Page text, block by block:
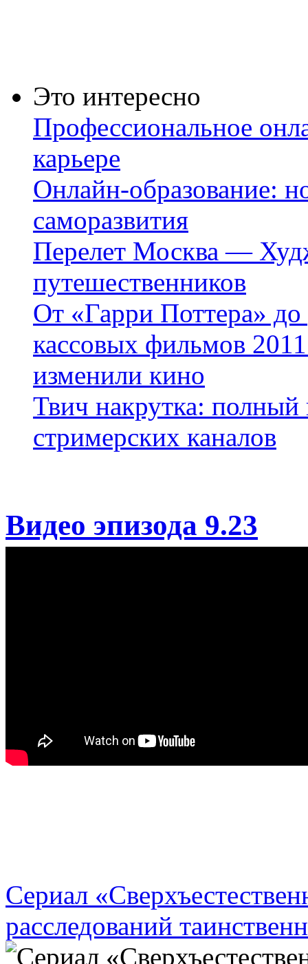
Это интересно
Профессиональное
карьере
Онлайн-образование:
саморазвития
Перелет Москва —
путешественников
От «Гарри Поттера»
кассовых фильмов
изменили кино
Твич накрутка:
стримерских каналов
Видео эпизода 9.23
Сериал
расследований